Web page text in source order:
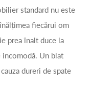
standard nu este
fiecărui om
prea înalt duce la
Un blat
dureri de spate